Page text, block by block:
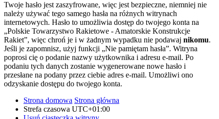
Twoje hasło jest zaszyfrowane, więc jest bezpieczne, niemniej nie
należy używać tego samego hasła na różnych witrynach
internetowych. Hasło to umożliwia dostęp do twojego konta na
„Polskie Towarzystwo Rakietowe - Amatorskie Konstrukcje
Rakiet”, więc chroń je i w żadnym wypadku nie podawaj nikomu.
Jeśli je zapomnisz, użyj funkcji „Nie pamiętam hasła”. Witryna
poprosi cię o podanie nazwy użytkownika i adresu e-mail. Po
podaniu tych danych zostanie wygenerowane nowe hasło i
przesłane na podany przez ciebie adres e-mail. Umożliwi ono
odzyskanie dostępu do twojego konta.
Strona domowa Strona główna
Strefa czasowa UTC+01:00